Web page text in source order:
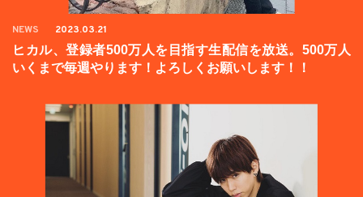
NEWS 2023.03.21
ヒカル、登録者500万人を目指す生配信を放送。500万人
いくまで毎週やります！よろしくお願いします！！